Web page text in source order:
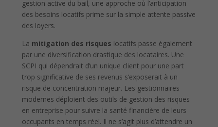
gestion active du bail, une approche où l’anticipation
des besoins locatifs prime sur la simple attente passive
des loyers.
La mitigation des risques locatifs passe également
par une diversification drastique des locataires. Une
SCPI qui dépendrait d’un unique client pour une part
trop significative de ses revenus s’exposerait à un
risque de concentration majeur. Les gestionnaires
modernes déploient des outils de gestion des risques
en entreprise pour suivre la santé financière de leurs
occupants en temps réel. Il ne s’agit plus d’attendre un